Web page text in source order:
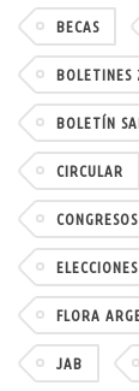
BECAS
BOLETINES
BOLETÍN
CIRCULAR
CONGRESOS
ELECCIONES
FLORA
JAB